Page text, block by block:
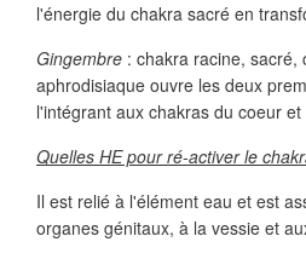
l'énergie du chakra sacré en
Gingembre : chakra racine,
aphrodisiaque ouvre les deux
l'intégrant aux chakras du coeur
Quelles HE pour ré-activer le
Il est relié à l'élément eau et est
organes génitaux, à la vessie et